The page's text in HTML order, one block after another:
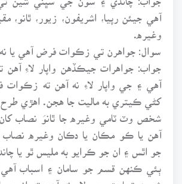
آهي جيئن رپيا، اشريفون، زيور، ٿانو،
وغيره.
سوال: جواهرن تي زڪوات فرض آهي يا
جواب: جواهرات جيڪڏهن واپار لاءِ
آهي ۽ جي واپار لاءِ نه آهن ته زڪوات
کڻي ڪيتري به ماليت جا هجن. اهڙي
شخص وٽ ٽامي وغيره جا ٿانوَ نصاب
آهن يا ڪو مڪان يا دڪان وغيره نصاب
جو اٿس ۽ ان جو ڪرايو به مليس ٿو يا
ٻئي ڪنهن قسم جو سامان ۽ اسباب
شيون تجارت جي لاءِ نه آهن ته انهن